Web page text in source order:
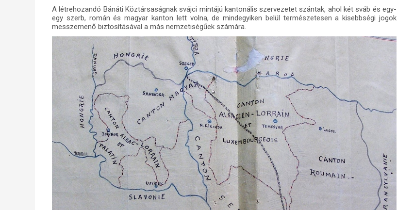
A létrehozandó Bánáti Köztársaságnak svájci mintájú kantonális szervezetet szántak, ahol két sváb és egy-
egy szerb, román és magyar kanton lett volna, de mindegyiken belül természetesen a kisebbségi jogok
messzemenő biztosításával a más nemzetiségűek számára.